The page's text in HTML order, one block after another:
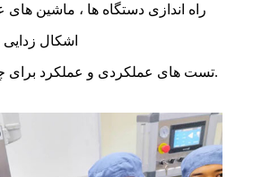
راه اندازی دستگاه ها ، ماشین های
اشکال
تست های عملکردی و عملکرد برای چرخه عمر طولانی تر.